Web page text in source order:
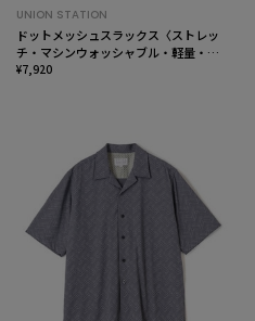
UNION STATION
ドットメッシュスラックス〈ストレッ
チ・マシンウォッシャブル・軽量・接
触冷感・通気性〉
¥7,920